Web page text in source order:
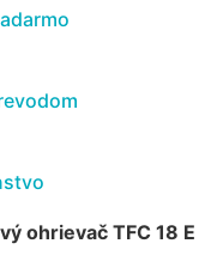
ohrievač TFC 18 E
some
website.
vašej